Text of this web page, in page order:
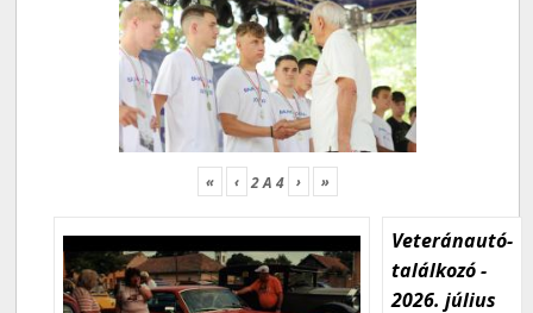
« ‹ 2A 4 › »
Veteránautó-
találkozó -
2026. július